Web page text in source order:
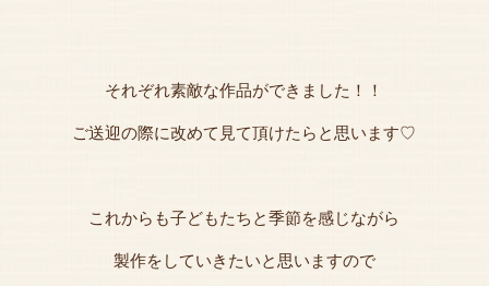
それぞれ素敵な作品ができました！！
ご送迎の際に改めて見て頂けたらと思います♡
これからも子どもたちと季節を感じながら
製作をしていきたいと思いますので